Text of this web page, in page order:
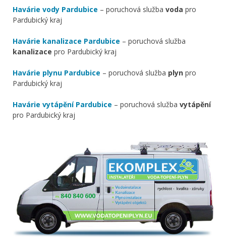
Havárie vody Pardubice – poruchová služba voda pro
Pardubický kraj
Havárie kanalizace Pardubice – poruchová služba
kanalizace pro Pardubický kraj
Havárie plynu Pardubice – poruchová služba plyn pro
Pardubický kraj
Havárie vytápění Pardubice – poruchová služba vytápění
pro Pardubický kraj